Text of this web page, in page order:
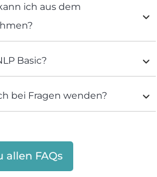
ich aus dem
Basic?
bei Fragen wenden?
allen FAQs